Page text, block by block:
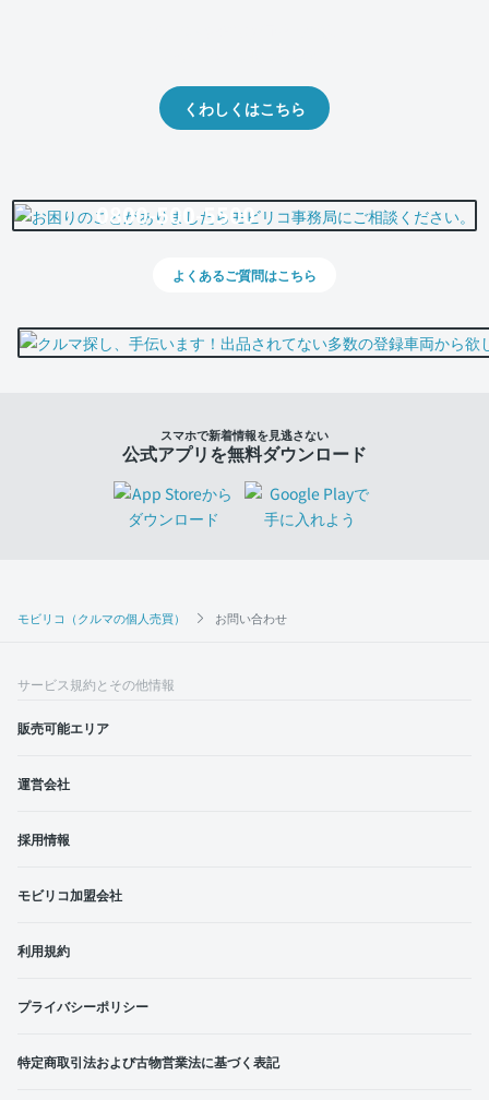
モビリコ（クルマの個人売買） お問い合わせ
くわしくはこちら
0800-500-5500
よくあるご質問はこちら
スマホで新着情報を見逃さない
公式アプリを無料ダウンロード
サービス規約とその他情報
販売可能エリア
運営会社
採用情報
モビリコ加盟会社
利用規約
プライバシーポリシー
特定商取引法および古物営業法に基づく表記